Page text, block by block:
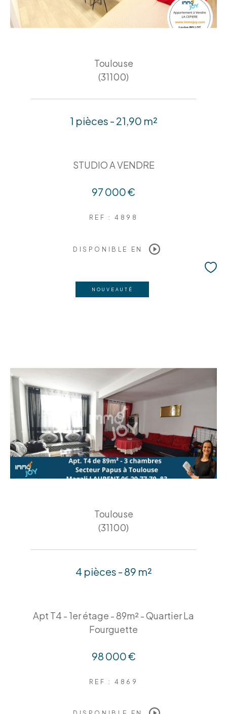
Toulouse
(31100)
1 pièces - 21,90 m²
STUDIO A VENDRE
97 000 €
REF : 4898
DISPONIBLE EN
NOUVEAUTÉ
Toulouse
(31100)
4 pièces - 89 m²
Apt T4 - 1er étage - 89m² - Quartier La
Fourguette
98 000 €
REF : 4869